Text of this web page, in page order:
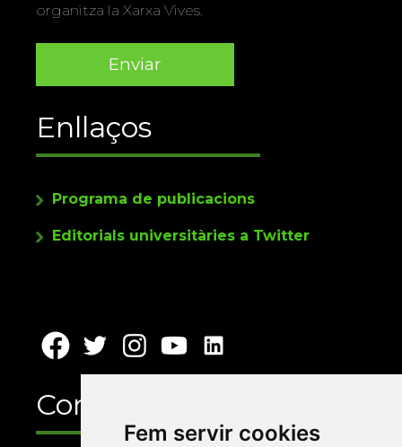
Fem servir cookies
organitza la Xarxa Vives.
Enllaços
Programa de publicacions
Editorials universitàries a Twitter
Contacte